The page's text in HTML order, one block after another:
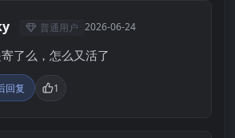
普通用户 2026-06-24
了么，怎么又活了
回复 1